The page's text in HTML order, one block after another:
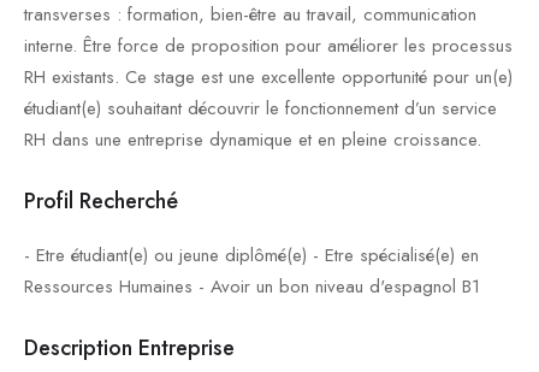
transverses : formation, bien-être au travail, communication
interne. Être force de proposition pour améliorer les processus
RH existants. Ce stage est une excellente opportunité pour un(e)
étudiant(e) souhaitant découvrir le fonctionnement d’un service
RH dans une entreprise dynamique et en pleine croissance.
Profil Recherché
- Etre étudiant(e) ou jeune diplômé(e) - Etre spécialisé(e) en
Ressources Humaines - Avoir un bon niveau d'espagnol B1
Description Entreprise